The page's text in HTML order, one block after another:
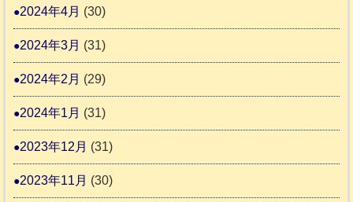
2024年4月 (30)
2024年3月 (31)
2024年2月 (29)
2024年1月 (31)
2023年12月 (31)
2023年11月 (30)